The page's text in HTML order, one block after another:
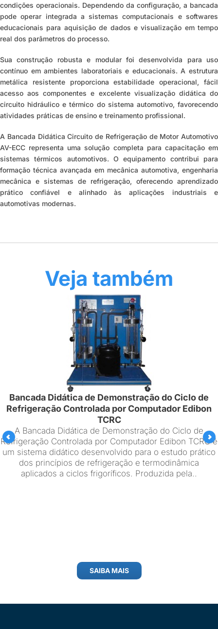
condições operacionais. Dependendo da configuração, a bancada
pode operar integrada a sistemas computacionais e softwares
educacionais para aquisição de dados e visualização em tempo
real dos parâmetros do processo.
Sua construção robusta e modular foi desenvolvida para uso
contínuo em ambientes laboratoriais e educacionais. A estrutura
metálica resistente proporciona estabilidade operacional, fácil
acesso aos componentes e excelente visualização didática do
circuito hidráulico e térmico do sistema automotivo, favorecendo
atividades práticas de ensino e treinamento profissional.
A Bancada Didática Circuito de Refrigeração de Motor Automotivo
AV-ECC representa uma solução completa para capacitação em
sistemas térmicos automotivos. O equipamento contribui para
formação técnica avançada em mecânica automotiva, engenharia
mecânica e sistemas de refrigeração, oferecendo aprendizado
prático confiável e alinhado às aplicações industriais e
automotivas modernas.
Veja também
Bancada Didática de Demonstração do Ciclo de
Refrigeração Controlada por Computador Edibon
TCRC
A Bancada Didática de Demonstração do Ciclo de
Refrigeração Controlada por Computador Edibon TCRC é
um sistema didático desenvolvido para o estudo prático
dos princípios de refrigeração e termodinâmica
aplicados a ciclos frigoríficos. Produzida pela..
SAIBA MAIS